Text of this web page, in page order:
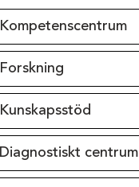
Kompetenscentrum
Forskning
Kunskapsstöd
Diagnostiskt centrum